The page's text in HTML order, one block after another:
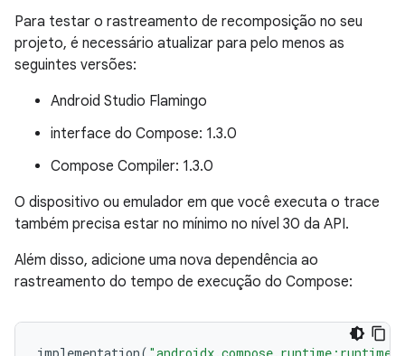
Para testar o rastreamento de recomposição no seu
projeto, é necessário atualizar para pelo menos as
seguintes versões:
Android Studio Flamingo
interface do Compose: 1.3.0
Compose Compiler: 1.3.0
O dispositivo ou emulador em que você executa o trace
também precisa estar no mínimo no nível 30 da API.
Além disso, adicione uma nova dependência ao
rastreamento do tempo de execução do Compose: